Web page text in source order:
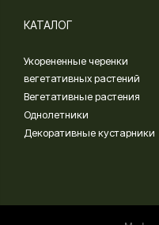
КАТАЛОГ
Укорененные черенки
вегетативных растений
Вегетативные растения
Однолетники
Декоративные кустарники